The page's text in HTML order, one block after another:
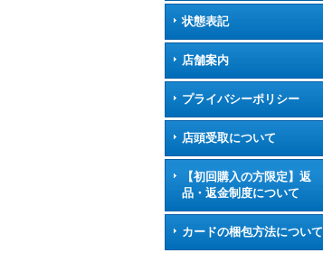
状態表記
店舗案内
プライバシーポリシー
店頭受取について
【初回購入の方限定】返
品・返金制度について
カードの梱包方法について